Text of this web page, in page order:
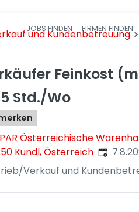
JOBS FINDEN FIRMEN FINDEN
und Kundenbetreuung
Feinkost
Std./Wo
Österreichische
Kundl, Österreich
Verkauf und